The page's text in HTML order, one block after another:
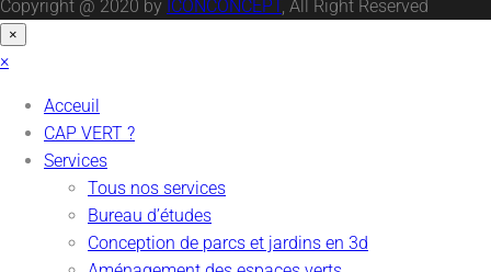
Copyright @ 2020 by ICONCONCEPT, All Right Reserved
×
×
Acceuil
CAP VERT ?
Services
Tous nos services
Bureau d’études
Conception de parcs et jardins en 3d